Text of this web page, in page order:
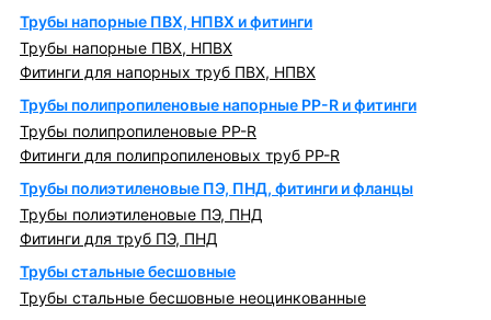
Трубы напорные ПВХ, НПВХ и фитинги
Трубы напорные ПВХ, НПВХ
Фитинги для напорных труб ПВХ, НПВХ
Трубы полипропиленовые напорные PP-R и фитинги
Трубы полипропиленовые PP-R
Фитинги для полипропиленовых труб PP-R
Трубы полиэтиленовые ПЭ, ПНД, фитинги и фланцы
Трубы полиэтиленовые ПЭ, ПНД
Фитинги для труб ПЭ, ПНД
Трубы стальные бесшовные
Трубы стальные бесшовные неоцинкованные